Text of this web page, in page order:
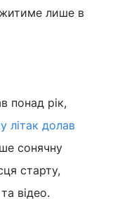
лише в
понад рік,
літак долав
сонячну
старту,
відео.